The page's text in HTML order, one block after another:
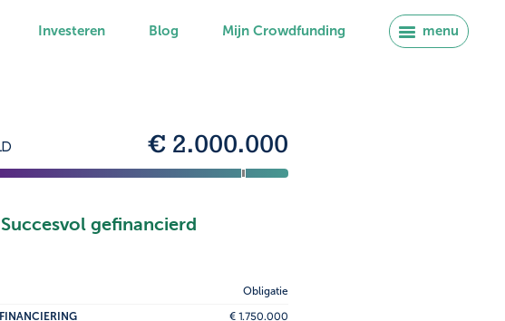
Investeren Blog Mijn Crowdfunding menu
€ 2.000.000
Succesvol gefinancierd
Obligatie
€ 1.750.000